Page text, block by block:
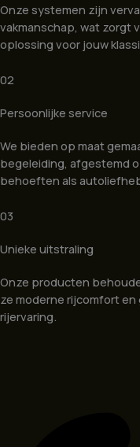
Onze systemen zijn
vakmanschap, wat zorgt
oplossing voor jouw
02
Persoonlijke service
We bieden op maat
begeleiding, afgestemd
behoeften als
03
Unieke uitstraling
Onze producten
ze moderne rijcomfort
rijervaring.